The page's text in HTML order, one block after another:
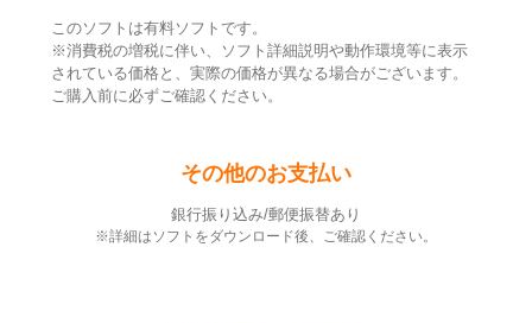
このソフトは有料ソフトです。
※消費税の増税に伴い、ソフト詳細説明や動作環境等に表示
されている価格と、実際の価格が異なる場合がございます。
ご購入前に必ずご確認ください。
その他のお支払い
銀行振り込み/郵便振替あり
※詳細はソフトをダウンロード後、ご確認ください。